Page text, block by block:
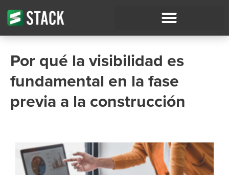
Por qué la visibilidad es
fundamental en la fase
previa a la construcción